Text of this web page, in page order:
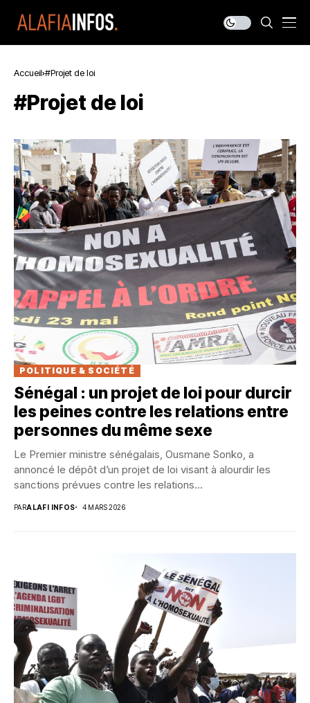
Accueil #Projet de loi
#Projet de loi
POLITIQUE & SOCIÉTÉ
Sénégal : un projet de loi pour durcir
les peines contre les relations entre
personnes du même sexe
Le Premier ministre sénégalais, Ousmane Sonko, a
annoncé le dépôt d’un projet de loi visant à alourdir les
sanctions prévues contre les relations...
PARALAFI INFOS 4 MARS 2026